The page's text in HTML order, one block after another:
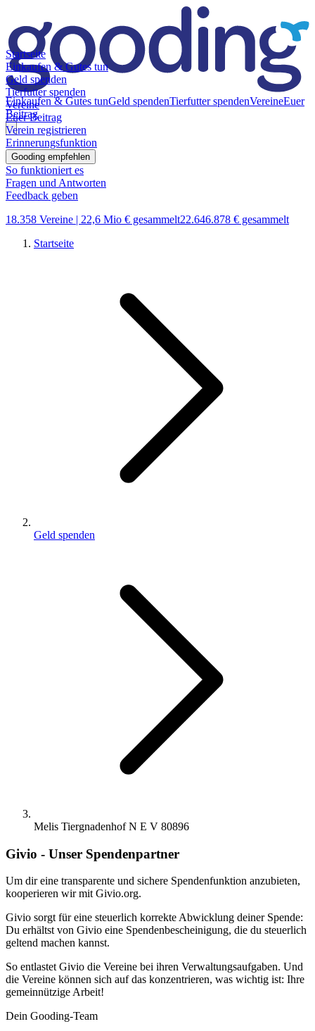
Einkaufen & Gutes tunGeld spendenTierfutter spendenVereineEuer
Beitrag
Startseite
Einkaufen & Gutes tun
Geld spenden
Tierfutter spenden
Vereine
Euer Beitrag
Verein registrieren
Erinnerungsfunktion
Gooding empfehlen
So funktioniert es
Fragen und Antworten
Feedback geben
18.358 Vereine | 22,6 Mio € gesammelt22.646.878 € gesammelt
Startseite
Geld spenden
Melis Tiergnadenhof N E V 80896
Givio - Unser Spendenpartner
Um dir eine transparente und sichere Spendenfunktion anzubieten,
kooperieren wir mit Givio.org.
Givio sorgt für eine steuerlich korrekte Abwicklung deiner Spende:
Du erhältst von Givio eine Spendenbescheinigung, die du steuerlich
geltend machen kannst.
So entlastet Givio die Vereine bei ihren Verwaltungsaufgaben. Und
die Vereine können sich auf das konzentrieren, was wichtig ist: Ihre
gemeinnützige Arbeit!
Dein Gooding-Team